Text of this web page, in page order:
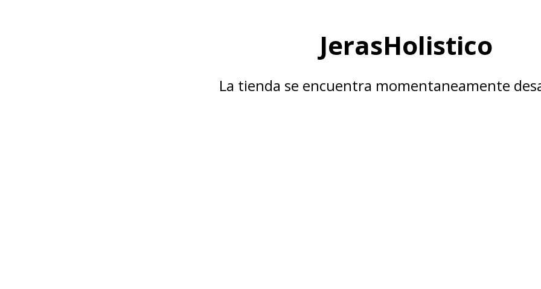
JerasHolistico
La tienda se encuentra momentaneamente